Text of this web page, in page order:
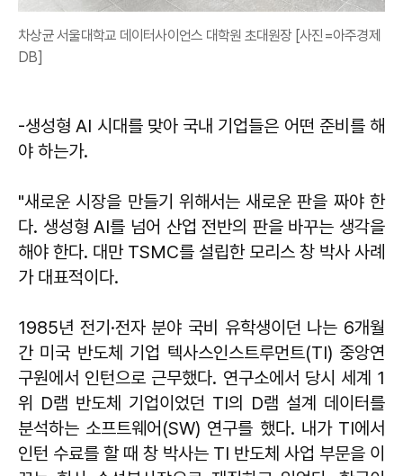
차상균 서울대학교 데이터사이언스 대학원 초대원장 [사진=아주경제
DB]
-생성형 AI 시대를 맞아 국내 기업들은 어떤 준비를 해
야 하는가.
"새로운 시장을 만들기 위해서는 새로운 판을 짜야 한
다. 생성형 AI를 넘어 산업 전반의 판을 바꾸는 생각을
해야 한다. 대만 TSMC를 설립한 모리스 창 박사 사례
가 대표적이다.
1985년 전기·전자 분야 국비 유학생이던 나는 6개월
간 미국 반도체 기업 텍사스인스트루먼트(TI) 중앙연
구원에서 인턴으로 근무했다. 연구소에서 당시 세계 1
위 D램 반도체 기업이었던 TI의 D램 설계 데이터를
분석하는 소프트웨어(SW) 연구를 했다. 내가 TI에서
인턴 수료를 할 때 창 박사는 TI 반도체 사업 부문을 이